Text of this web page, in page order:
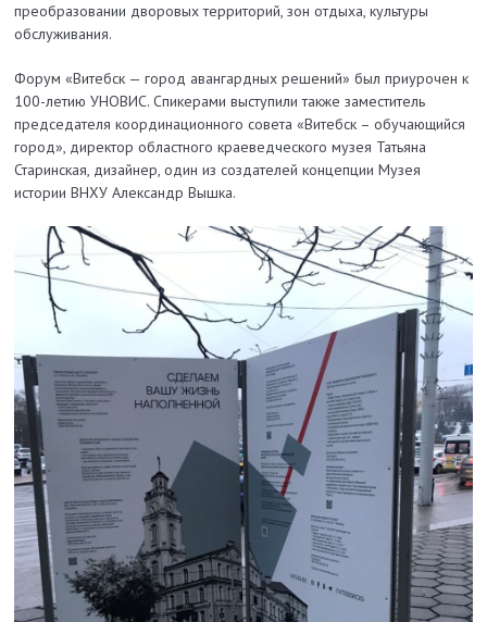
преобразовании дворовых территорий, зон отдыха, культуры
обслуживания.
Форум «Витебск — город авангардных решений» был приурочен к
100-летию УНОВИС. Спикерами выступили также заместитель
председателя координационного совета «Витебск – обучающийся
город», директор областного краеведческого музея Татьяна
Старинская, дизайнер, один из создателей концепции Музея
истории ВНХУ Александр Вышка.